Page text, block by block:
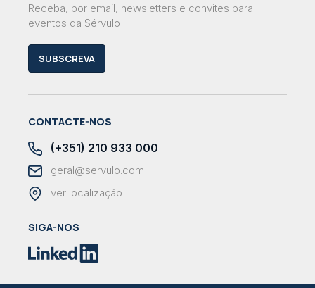
Receba, por email, newsletters e convites para
eventos da Sérvulo
SUBSCREVA
CONTACTE-NOS
(+351) 210 933 000
geral@servulo.com
ver localização
SIGA-NOS